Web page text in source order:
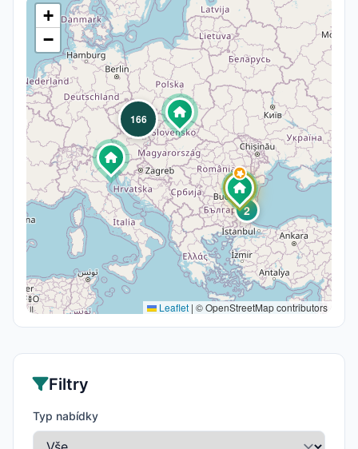
2
166
+
−
Leaflet | © OpenStreetMap contributors
Filtry
Typ nabídky